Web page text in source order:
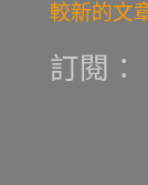
較新的文
訂閱：